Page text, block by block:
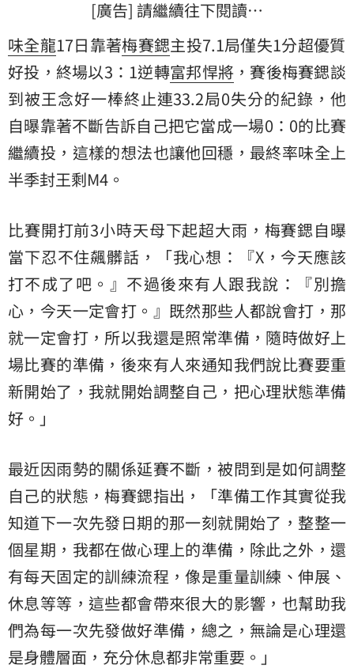
[廣告] 請繼續往下閱讀…
味全龍17日靠著梅賽鍶主投7.1局僅失1分超優質
好投，終場以3：1逆轉富邦悍將 ，賽後梅賽鍶談
到被王念好一棒終止連33.2局0失分的紀錄，他
自曝靠著不斷告訴自己把它當成一場0：0的比賽
繼續投，這樣的想法也讓他回穩，最終率味全上
半季封王剩M4。
比賽開打前3小時天母下起超大雨，梅賽鍶自曝
當下忍不住飆髒話，「我心想：『X，今天應該
打不成了吧。』不過後來有人跟我說：『別擔
心，今天一定會打。』既然那些人都說會打，那
就一定會打，所以我還是照常準備，隨時做好上
場比賽的準備，後來有人來通知我們說比賽要重
新開始了，我就開始調整自己，把心理狀態準備
好。」
最近因雨勢的關係延賽不斷，被問到是如何調整
自己的狀態，梅賽鍶指出，「準備工作其實從我
知道下一次先發日期的那一刻就開始了，整整一
個星期，我都在做心理上的準備，除此之外，還
有每天固定的訓練流程，像是重量訓練、伸展、
休息等等，這些都會帶來很大的影響，也幫助我
們為每一次先發做好準備，總之，無論是心理還
是身體層面，充分休息都非常重要。」